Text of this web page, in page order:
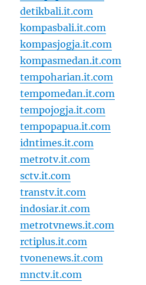
detikbali.it.com
kompasbali.it.com
kompasjogja.it.com
kompasmedan.it.com
tempoharian.it.com
tempomedan.it.com
tempojogja.it.com
tempopapua.it.com
idntimes.it.com
metrotv.it.com
sctv.it.com
transtv.it.com
indosiar.it.com
metrotvnews.it.com
rctiplus.it.com
tvonenews.it.com
mnctv.it.com